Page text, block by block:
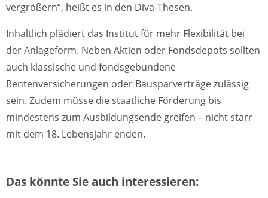
vergrößern“, heißt es in den Diva-Thesen.
Inhaltlich plädiert das Institut für mehr Flexibilität bei
der Anlageform. Neben Aktien oder Fondsdepots sollten
auch klassische und fondsgebundene
Rentenversicherungen oder Bausparverträge zulässig
sein. Zudem müsse die staatliche Förderung bis
mindestens zum Ausbildungsende greifen – nicht starr
mit dem 18. Lebensjahr enden.
Das könnte Sie auch interessieren: